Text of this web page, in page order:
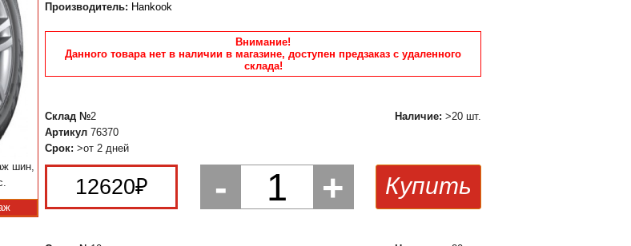
шин,
Производитель: Hankook
Внимание!
Данного товара нет в наличии в магазине, доступен предзаказ с удаленного
склада!
Наличие: >20 шт.
Склад №2
Артикул 76370
Срок: >от 2 дней
12620₽ - 1 + Купить